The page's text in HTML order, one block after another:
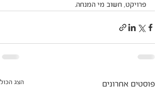
פרויקט, חשוב מי המנחה.
פוסטים אחרונים הצג הכול